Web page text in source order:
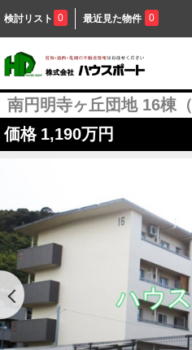
検討リスト 0 最近見た物件 0
南円明寺ヶ丘団地 16棟（
価格 1,190万円